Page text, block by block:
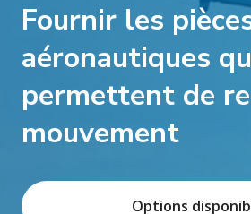
Fournir les
aéronautiques
permettent de
mouvement
Options